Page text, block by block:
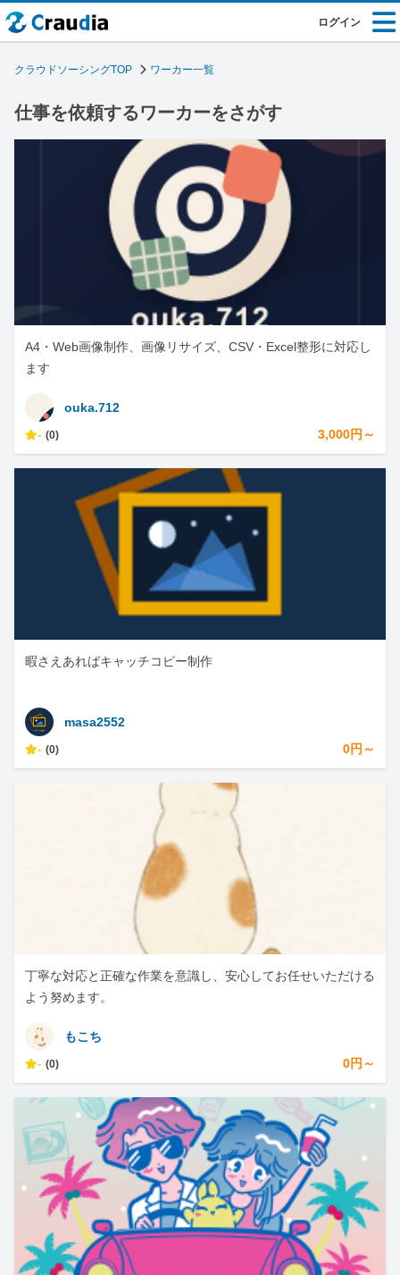
ログイン
クラウドソーシングTOP ワーカー一覧
仕事を依頼するワーカーをさがす
A4・Web画像制作、画像リサイズ、CSV・Excel整形に対応し
ます
ouka.712
- (0) 3,000円～
暇さえあればキャッチコピー制作
masa2552
- (0) 0円～
丁寧な対応と正確な作業を意識し、安心してお任せいただける
よう努めます。
もこち
- (0) 0円～